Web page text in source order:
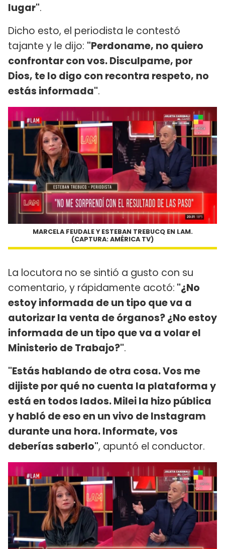
lugar".
Dicho esto, el periodista le contestó
tajante y le dijo: "Perdoname, no quiero
confrontar con vos. Disculpame, por
Dios, te lo digo con recontra respeto, no
estás informada".
MARCELA FEUDALE Y ESTEBAN TREBUCQ EN LAM.
(CAPTURA: AMÉRICA TV)
La locutora no se sintió a gusto con su
comentario, y rápidamente acotó: "¿No
estoy informada de un tipo que va a
autorizar la venta de órganos? ¿No estoy
informada de un tipo que va a volar el
Ministerio de Trabajo?".
"Estás hablando de otra cosa. Vos me
dijiste por qué no cuenta la plataforma y
está en todos lados. Milei la hizo pública
y habló de eso en un vivo de Instagram
durante una hora. Informate, vos
deberías saberlo", apuntó el conductor.